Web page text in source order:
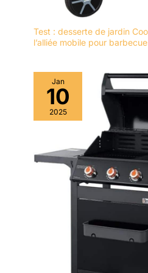
Test : desserte de jardin
l’alliée mobile pour
Jan
10
2025